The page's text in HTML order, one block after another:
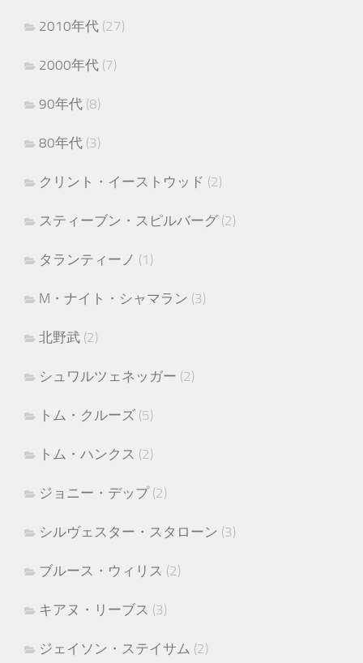
2010年代 (27)
2000年代 (7)
90年代 (8)
80年代 (3)
クリント・イーストウッド (2)
スティーブン・スピルバーグ (2)
タランティーノ (1)
M・ナイト・シャマラン (3)
北野武 (2)
シュワルツェネッガー (2)
トム・クルーズ (5)
トム・ハンクス (2)
ジョニー・デップ(2)
シルヴェスター・スタローン (3)
ブルース・ウィリス (2)
キアヌ・リーブス (3)
ジェイソン・ステイサム (2)